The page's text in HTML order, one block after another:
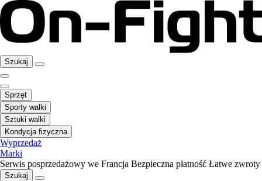
Szukaj
Sprzęt
Sporty walki
Sztuki walki
Kondycja fizyczna
Wyprzedaż
Marki
Serwis posprzedażowy we Francja Bezpieczna płatność Łatwe zwroty
Szukaj